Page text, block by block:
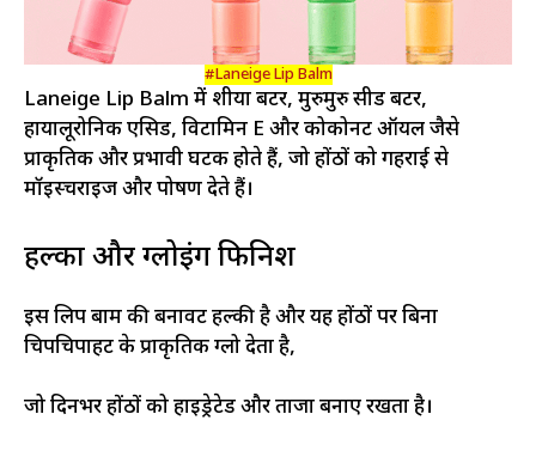
#Laneige Lip Balm
Laneige Lip Balm में शीया बटर, मुरुमुरु सीड बटर,
हायालूरोनिक एसिड, विटामिन E और कोकोनट ऑयल जैसे
प्राकृतिक और प्रभावी घटक होते हैं, जो होंठों को गहराई से
मॉइस्चराइज और पोषण देते हैं।
हल्का और ग्लोइंग फिनिश
इस लिप बाम की बनावट हल्की है और यह होंठों पर बिना
चिपचिपाहट के प्राकृतिक ग्लो देता है,
जो दिनभर होंठों को हाइड्रेटेड और ताजा बनाए रखता है।